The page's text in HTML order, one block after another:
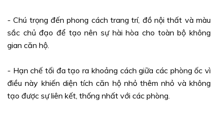
- Chú trọng đến phong cách trang trí, đồ nội thất và màu
sắc chủ đạo để tạo nên sự hài hòa cho toàn bộ không
gian căn hộ.
- Hạn chế tối đa tạo ra khoảng cách giữa các phòng ốc vì
điều này khiến diện tích căn hộ nhỏ thêm nhỏ và không
tạo được sự liên kết, thống nhất với các phòng.